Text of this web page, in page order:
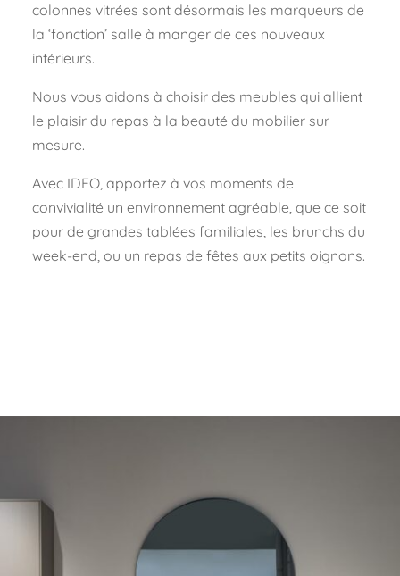
colonnes vitrées sont désormais les marqueurs de
la ‘fonction’ salle à manger de ces nouveaux
intérieurs.
Nous vous aidons à choisir des meubles qui allient
le plaisir du repas à la beauté du mobilier sur
mesure.
Avec IDEO, apportez à vos moments de
convivialité un environnement agréable, que ce soit
pour de grandes tablées familiales, les brunchs du
week-end, ou un repas de fêtes aux petits oignons.